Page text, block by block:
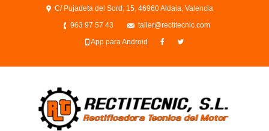
C/ Pujadeta del Sord, 15, 46960 Aldaia, Valencia
963 97 57 43
taller@rectitecnic.com
App para Android